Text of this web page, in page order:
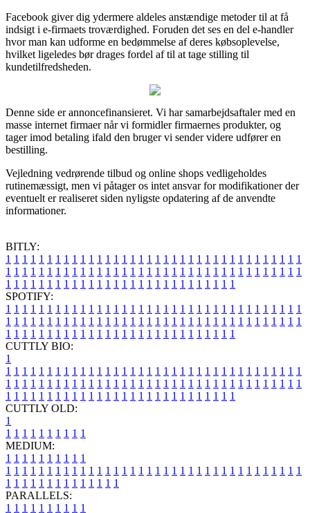
Facebook giver dig ydermere aldeles anstændige metoder til at få
indsigt i e-firmaets troværdighed. Foruden det ses en del e-handler
hvor man kan udforme en bedømmelse af deres købsoplevelse,
hvilket ligeledes bør drages fordel af til at tage stilling til
kundetilfredsheden.
Denne side er annoncefinansieret. Vi har samarbejdsaftaler med en
masse internet firmaer når vi formidler firmaernes produkter, og
tager imod betaling ifald den bruger vi sender videre udfører en
bestilling.
Vejledning vedrørende tilbud og online shops vedligeholdes
rutinemæssigt, men vi påtager os intet ansvar for modifikationer der
eventuelt er realiseret siden nyligste opdatering af de anvendte
informationer.
BITLY:
1 1 1 1 1 1 1 1 1 1 1 1 1 1 1 1 1 1 1 1 1 1 1 1 1 1 1 1 1 1 1 1 1 1 1 1
1 1 1 1 1 1 1 1 1 1 1 1 1 1 1 1 1 1 1 1 1 1 1 1 1 1 1 1 1 1 1 1 1 1 1 1
1 1 1 1 1 1 1 1 1 1 1 1 1 1 1 1 1 1 1 1 1 1 1 1 1 1 1 1
SPOTIFY:
1 1 1 1 1 1 1 1 1 1 1 1 1 1 1 1 1 1 1 1 1 1 1 1 1 1 1 1 1 1 1 1 1 1 1 1
1 1 1 1 1 1 1 1 1 1 1 1 1 1 1 1 1 1 1 1 1 1 1 1 1 1 1 1 1 1 1 1 1 1 1 1
1 1 1 1 1 1 1 1 1 1 1 1 1 1 1 1 1 1 1 1 1 1 1 1 1 1 1 1
CUTTLY BIO:
1
1 1 1 1 1 1 1 1 1 1 1 1 1 1 1 1 1 1 1 1 1 1 1 1 1 1 1 1 1 1 1 1 1 1 1 1
1 1 1 1 1 1 1 1 1 1 1 1 1 1 1 1 1 1 1 1 1 1 1 1 1 1 1 1 1 1 1 1 1 1 1 1
1 1 1 1 1 1 1 1 1 1 1 1 1 1 1 1 1 1 1 1 1 1 1 1 1 1 1 1
CUTTLY OLD:
1
1 1 1 1 1 1 1 1 1 1
MEDIUM:
1 1 1 1 1 1 1 1 1 1
1 1 1 1 1 1 1 1 1 1 1 1 1 1 1 1 1 1 1 1 1 1 1 1 1 1 1 1 1 1 1 1 1 1 1 1
1 1 1 1 1 1 1 1 1 1 1 1 1 1
PARALLELS:
1 1 1 1 1 1 1 1 1 1